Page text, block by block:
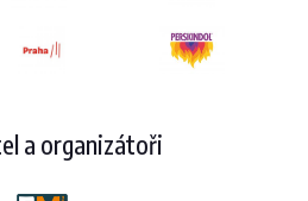
a organizátoři